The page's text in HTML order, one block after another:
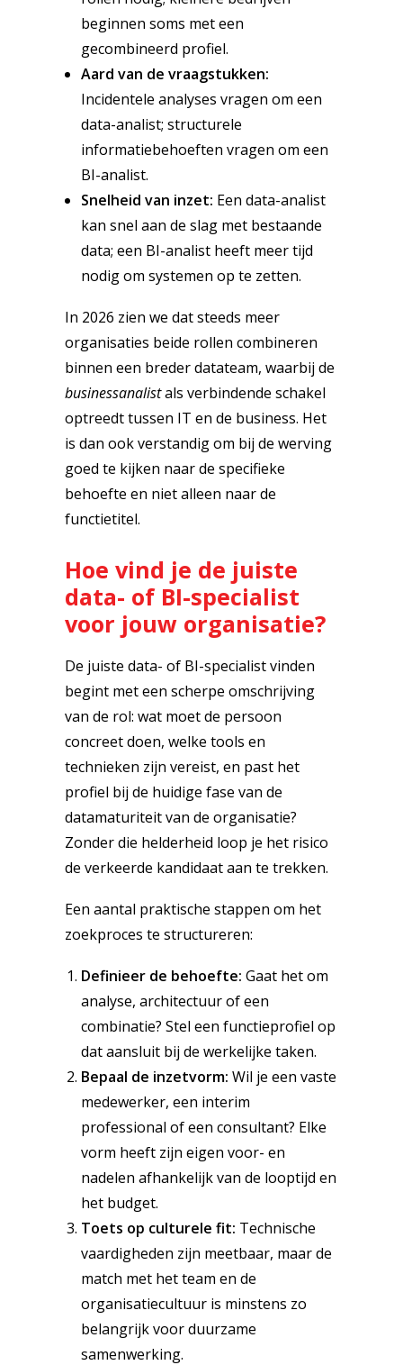
beginnen soms met een
gecombineerd profiel.
Aard van de vraagstukken:
Incidentele analyses vragen om een
data-analist; structurele
informatiebehoeften vragen om een
BI-analist.
Snelheid van inzet: Een data-analist
kan snel aan de slag met bestaande
data; een BI-analist heeft meer tijd
nodig om systemen op te zetten.
In 2026 zien we dat steeds meer
organisaties beide rollen combineren
binnen een breder datateam, waarbij de
businessanalistals verbindende schakel
optreedt tussen IT en de business. Het
is dan ook verstandig om bij de werving
goed te kijken naar de specifieke
behoefte en niet alleen naar de
functietitel.
Hoe vind je de juiste
data- of BI-specialist
voor jouw organisatie?
De juiste data- of BI-specialist vinden
begint met een scherpe omschrijving
van de rol: wat moet de persoon
concreet doen, welke tools en
technieken zijn vereist, en past het
profiel bij de huidige fase van de
datamaturiteit van de organisatie?
Zonder die helderheid loop je het risico
de verkeerde kandidaat aan te trekken.
Een aantal praktische stappen om het
zoekproces te structureren:
Definieer de behoefte: Gaat het om
analyse, architectuur of een
combinatie? Stel een functieprofiel op
dat aansluit bij de werkelijke taken.
Bepaal de inzetvorm: Wil je een vaste
medewerker, een interim
professional of een consultant? Elke
vorm heeft zijn eigen voor- en
nadelen afhankelijk van de looptijd en
het budget.
Toets op culturele fit: Technische
vaardigheden zijn meetbaar, maar de
match met het team en de
organisatiecultuur is minstens zo
belangrijk voor duurzame
samenwerking.